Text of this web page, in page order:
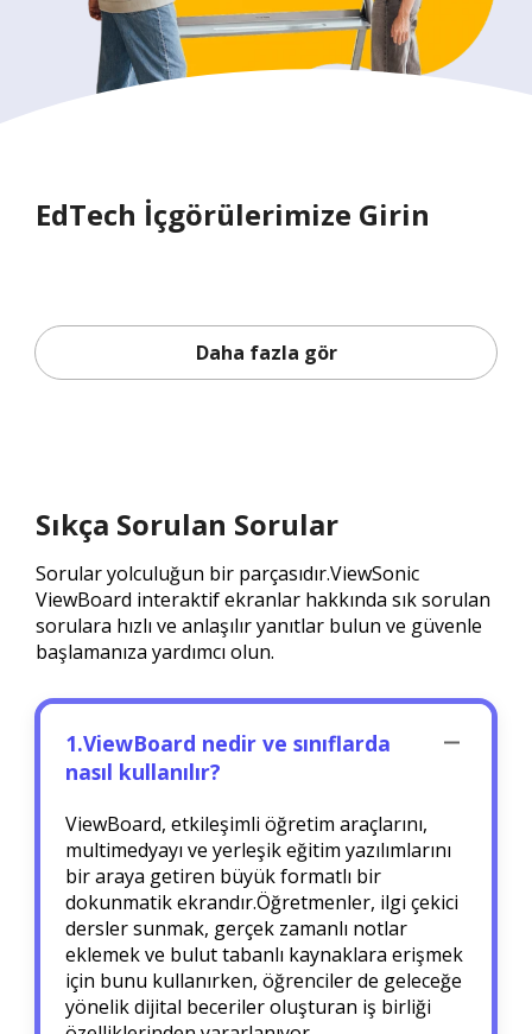
EdTech İçgörülerimize Girin
Daha fazla gör
Sıkça Sorulan Sorular
Sorular yolculuğun bir parçasıdır.ViewSonic
ViewBoard interaktif ekranlar hakkında sık sorulan
sorulara hızlı ve anlaşılır yanıtlar bulun ve güvenle
başlamanıza yardımcı olun.
1.ViewBoard nedir ve sınıflarda
nasıl kullanılır?
ViewBoard, etkileşimli öğretim araçlarını,
multimedyayı ve yerleşik eğitim yazılımlarını
bir araya getiren büyük formatlı bir
dokunmatik ekrandır.Öğretmenler, ilgi çekici
dersler sunmak, gerçek zamanlı notlar
eklemek ve bulut tabanlı kaynaklara erişmek
için bunu kullanırken, öğrenciler de geleceğe
yönelik dijital beceriler oluşturan iş birliği